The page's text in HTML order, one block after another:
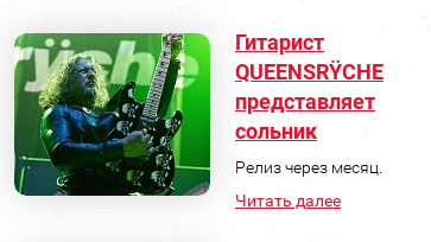
Гитарист
QUEENSRŸCHE
представляет
сольник
Релиз через месяц.
Читать далее